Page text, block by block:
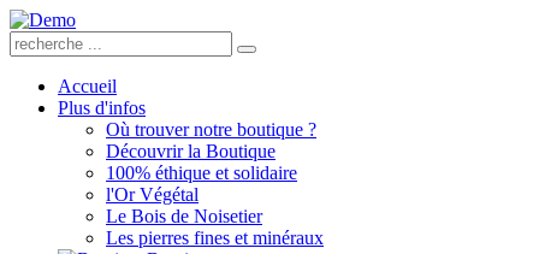
Accueil
Plus d'infos
Où trouver notre boutique ?
Découvrir la Boutique
100% éthique et solidaire
l'Or Végétal
Le Bois de Noisetier
Les pierres fines et minéraux